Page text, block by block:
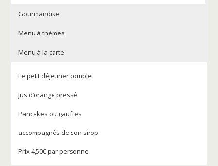
Gourmandise
Menu à thèmes
Menu à la carte
Le petit déjeuner complet
Jus d’orange pressé
Pancakes ou gaufres
accompagnés de son sirop
Prix 4,50€ par personne